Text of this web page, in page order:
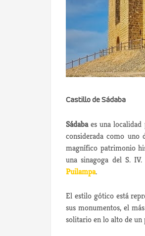
Castillo de Sádaba
Sádabaes una localidad
considerada como uno
magnífico patrimonio
una sinagoga del S.
Puilampa.
El estilo gótico está
sus monumentos, el
solitario en lo alto de un